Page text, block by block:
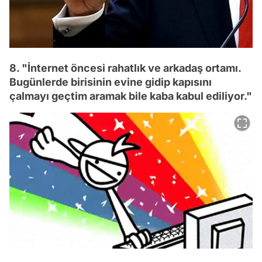
8. "İnternet öncesi rahatlık ve arkadaş ortamı.
Bugünlerde birisinin evine gidip kapısını
çalmayı geçtim aramak bile kaba kabul ediliyor."